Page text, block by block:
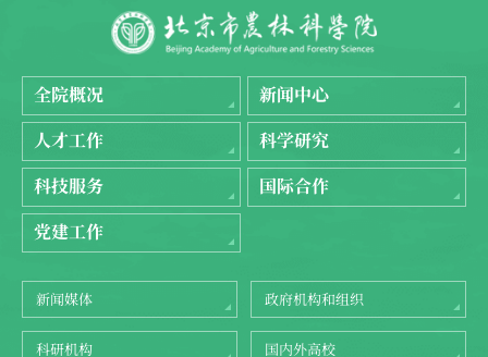
全院概况
新闻中心
人才工作
科学研究
科技服务
国际合作
党建工作
新闻媒体 政府机构和组织
科研机构 国内外高校